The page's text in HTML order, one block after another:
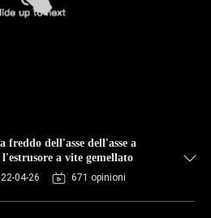
dell'asse dell'asse a
a vite gemellato
04-26 671 opinioni